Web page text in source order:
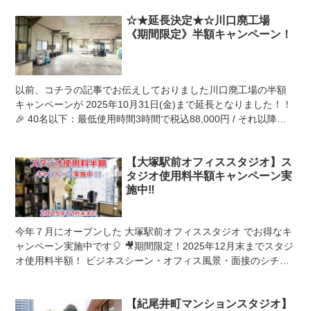
☆★延長決定★☆川口廃工場
《期間限定》半額キャンペーン！
以前、コチラの記事でお伝えしておりました川口廃工場の半額
キャンペーンが 2025年10月31日(金)まで延長となりました！！
🎉 40名以下：最低使用時間3時間で税込88,000円 / それ以降は
【大塚駅前オフィススタジオ】ス
タジオ使用料半額キャンペーン実
施中‼️
今年７月にオープンした 大塚駅前オフィススタジオ でお得なキ
ャンペーン実施中です🎈 🎥期間限定！2025年12月末までスタジ
オ使用料半額！ ビジネスシーン・オフィス風景・面接のシチュ
【紀尾井町マンションスタジオ】